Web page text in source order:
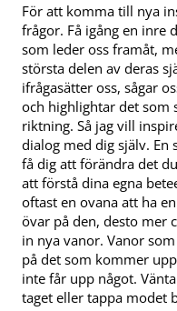
För att komma till nya
frågor. Få igång en inre
som leder oss framåt,
största delen av deras
ifrågasätter oss, sågar
och highlightar det som
riktning. Så jag vill
dialog med dig själv. En
få dig att förändra det
att förstå dina egna
oftast en ovana att ha
övar på den, desto mer
in nya vanor. Vanor
på det som kommer
inte får upp något.
taget eller tappa modet